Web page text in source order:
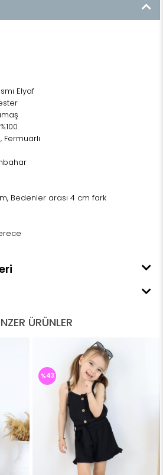
Elyaf
Fermuarlı
Bedenler arası 4 cm fark
ÜRÜNLER
%43